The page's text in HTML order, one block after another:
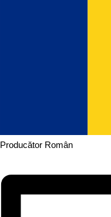
Producător Român